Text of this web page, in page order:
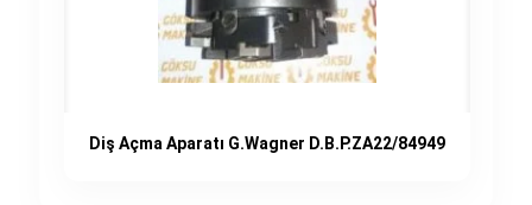
Diş Açma Aparatı G.Wagner D.B.P.ZA22/84949